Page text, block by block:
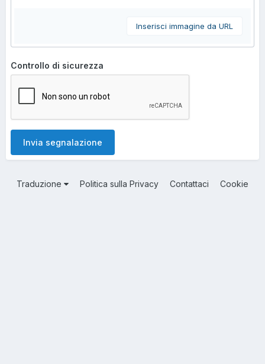
Inserisci immagine da URL
Controllo di sicurezza
Invia segnalazione
Traduzione Politica sulla Privacy Contattaci Cookie